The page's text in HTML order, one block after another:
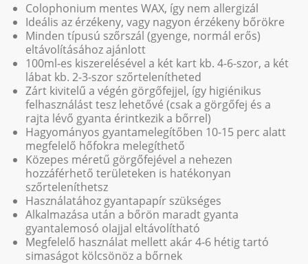
Colophonium mentes WAX, így nem allergizál
Ideális az érzékeny, vagy nagyon érzékeny bőrökre
Minden típusú szőrszál (gyenge, normál erős)
eltávolításához ajánlott
100ml-es kiszerelésével a két kart kb. 4-6-szor, a két
lábat kb. 2-3-szor szőrtelenítheted
Zárt kivitelű a végén görgőfejjel, így higiénikus
felhasználást tesz lehetővé (csak a görgőfej és a
rajta lévő gyanta érintkezik a bőrrel)
Hagyományos gyantamelegítőben 10-15 perc alatt
megfelelő hőfokra melegíthető
Közepes méretű görgőfejével a nehezen
hozzáférhető területeken is hatékonyan
szőrteleníthetsz
Használatához gyantapapír szükséges
Alkalmazása után a bőrön maradt gyanta
gyantalemosó olajjal eltávolítható
Megfelelő használat mellett akár 4-6 hétig tartó
simaságot kölcsönöz a bőrnek